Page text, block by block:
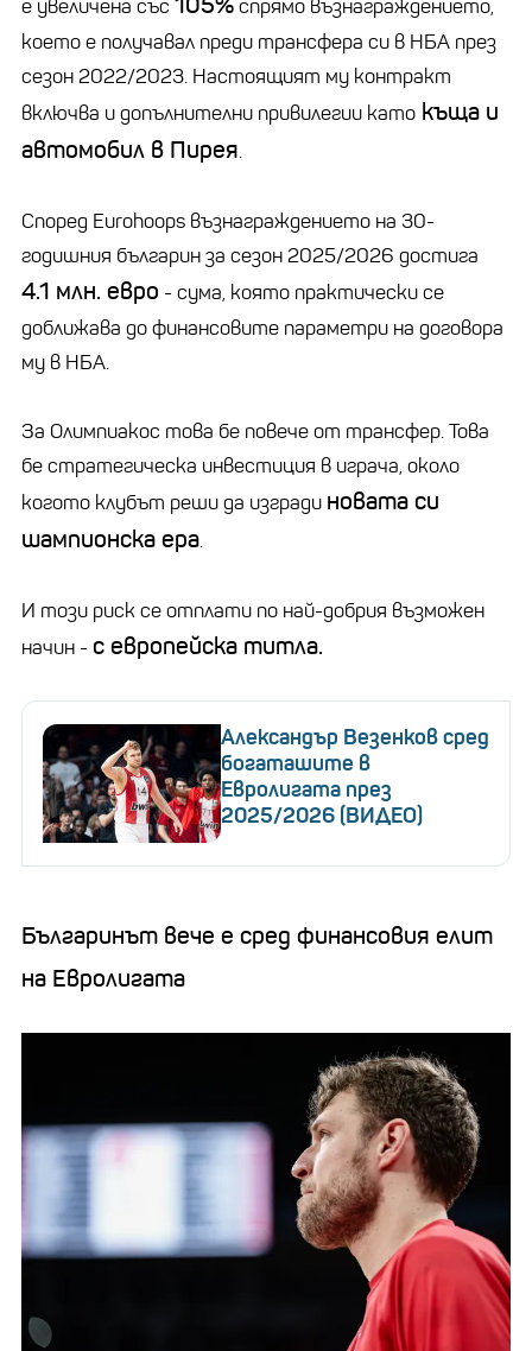
е увеличена със
спрямо възнаграждението,
което е получавал преди трансфера си в НБА през
сезон 2022/2023. Настоящият му контракт
включва и допълнителни привилегии като къща и
автомобил в Пирея.
Според Eurohoops възнаграждението на 30-
годишния българин за сезон 2025/2026 достига
4.1 млн. евро - сума, която практически се
доближава до финансовите параметри на договора
му в НБА.
За Олимпиакос това бе повече от трансфер. Това
бе стратегическа инвестиция в играча, около
когото клубът реши да изгради новата си
шампионска ера.
И този риск се отплати по най-добрия възможен
начин - с европейска титла.
Александър Везенков сред
богаташите в
Евролигата през
2025/2026 (ВИДЕО)
Българинът вече е сред финансовия елит
на Евролигата